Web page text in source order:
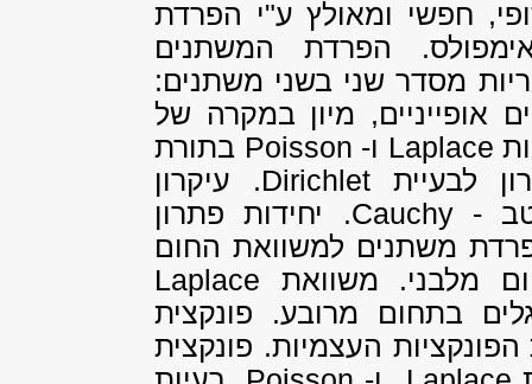
חפשי ומאולץ ע"י הפרדת
הפרדת המשתנים
מסדר שני בשני משתנים:
אופייניים, מיון במקרה של
Laplace ו- Poisson בתורת
לבעייתDirichlet. עיקרון
-
Cauchy. יחידות פתרון
משתנים למשוואת החום
מלבני. משוואת Laplace
בתחום מרובע. פונקצית
העצמיות. פונקצית